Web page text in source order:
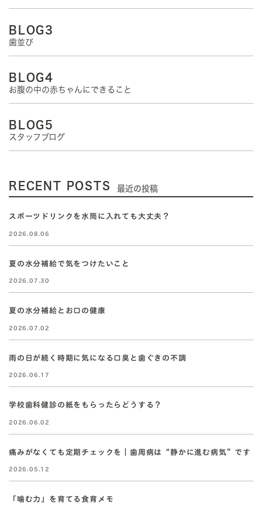
BLOG3
歯並び
BLOG4
お腹の中の赤ちゃんにできること
BLOG5
スタッフブログ
RECENT POSTS 最近の投稿
スポーツドリンクを水筒に入れても大丈夫？
2026.08.06
夏の水分補給で気をつけたいこと
2026.07.30
夏の水分補給とお口の健康
2026.07.02
雨の日が続く時期に気になる口臭と歯ぐきの不調
2026.06.17
学校歯科健診の紙をもらったらどうする？
2026.06.02
痛みがなくても定期チェックを｜歯周病は“静かに進む病気”です
2026.05.12
「噛む力」を育てる食育メモ